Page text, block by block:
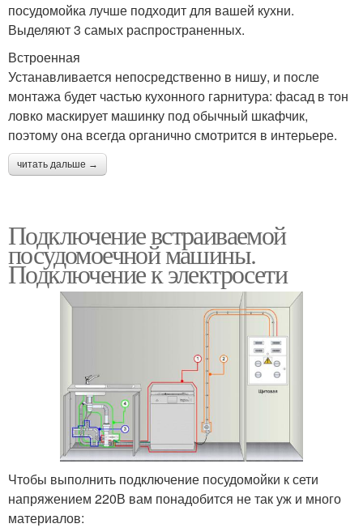
посудомойка лучше подходит для вашей кухни.
Выделяют 3 самых распространенных.
Встроенная
Устанавливается непосредственно в нишу, и после
монтажа будет частью кухонного гарнитура: фасад в тон
ловко маскирует машинку под обычный шкафчик,
поэтому она всегда органично смотрится в интерьере.
читать дальше →
Подключение встраиваемой
посудомоечной машины.
Подключение к электросети
Чтобы выполнить подключение посудомойки к сети
напряжением 220В вам понадобится не так уж и много
материалов: